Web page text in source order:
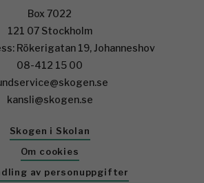
Box 7022
121 07 Stockholm
Rökerigatan 19, Johanneshov
08-412 15 00
kansli@skogen.se
Skogen i Skolan
Om cookies
av personuppgifter